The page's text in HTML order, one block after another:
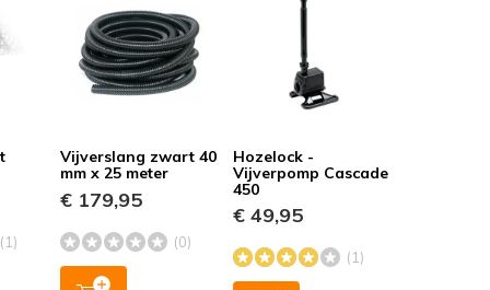
(1)
Vijverslang zwart 40
mm x 25 meter
€ 179,95
(0)
Hozelock -
Vijverpomp Cascade
450
€ 49,95
(1)